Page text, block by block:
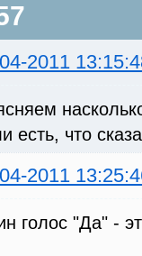
2011
есть, что
2011
голос "Да" -